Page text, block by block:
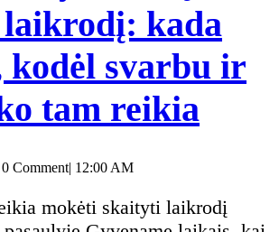
jūsų
požiūrį
į
jas
kada
kodėl svarbu ir
tam reikia
0 Comment| 12:00 AM